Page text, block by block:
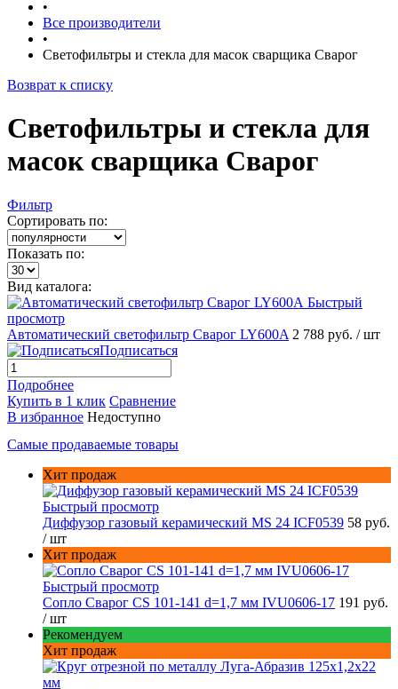
•
Все производители
•
Светофильтры и стекла для масок сварщика Сварог
Возврат к списку
Светофильтры и стекла для
масок сварщика Сварог
Фильтр
Сортировать по:
Показать по:
Вид каталога:
Быстрый
просмотр
Автоматический светофильтр Сварог LY600A 2 788 руб. / шт
Подписаться
Подробнее
Купить в 1 клик Сравнение
В избранное Недоступно
Самые продаваемые товары
Хит продаж
Быстрый просмотр
Диффузор газовый керамический MS 24 ICF0539 58 руб.
/ шт
Хит продаж
Быстрый просмотр
Сопло Сварог CS 101-141 d=1,7 мм IVU0606-17 191 руб.
/ шт
Рекомендуем
Хит продаж